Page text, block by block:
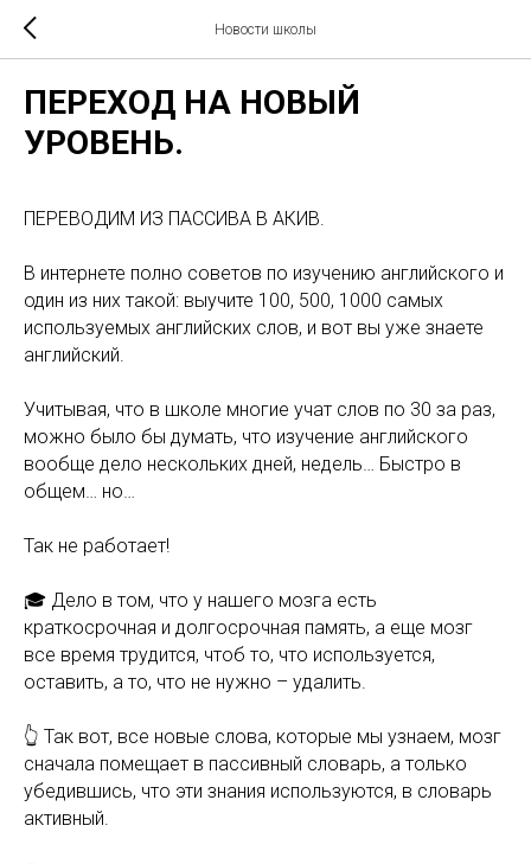
Новости школы
ПЕРЕХОД НА НОВЫЙ
УРОВЕНЬ.
ПЕРЕВОДИМ ИЗ ПАССИВА В АКИВ.
В интернете полно советов по изучению английского и
один из них такой: выучите 100, 500, 1000 самых
используемых английских слов, и вот вы уже знаете
английский.
Учитывая, что в школе многие учат слов по 30 за раз,
можно было бы думать, что изучение английского
вообще дело нескольких дней, недель… Быстро в
общем… но…
Так не работает!
🎓 Дело в том, что у нашего мозга есть
краткосрочная и долгосрочная память, а еще мозг
все время трудится, чтоб то, что используется,
оставить, а то, что не нужно – удалить.
👆 Так вот, все новые слова, которые мы узнаем, мозг
сначала помещает в пассивный словарь, а только
убедившись, что эти знания используются, в словарь
активный.